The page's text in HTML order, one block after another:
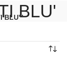
BLU'
BLU'”